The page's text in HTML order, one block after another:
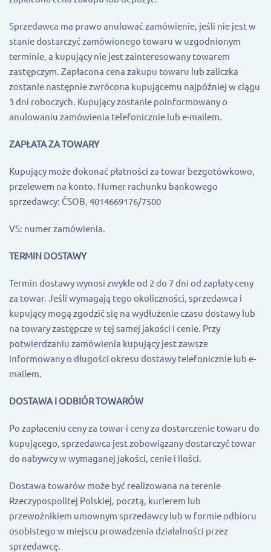
Sprzedawca ma prawo anulować zamówienie, jeśli nie jest w
stanie dostarczyć zamówionego towaru w uzgodnionym
terminie, a kupujący nie jest zainteresowany towarem
zastępczym. Zapłacona cena zakupu towaru lub zaliczka
zostanie następnie zwrócona kupującemu najpóźniej w ciągu
3 dni roboczych. Kupujący zostanie poinformowany o
anulowaniu zamówienia telefonicznie lub e-mailem.
ZAPŁATA ZA TOWARY
Kupujący może dokonać płatności za towar bezgotówkowo,
przelewem na konto. Numer rachunku bankowego
sprzedawcy: ČSOB, 4014669176/7500
VS: numer zamówienia.
TERMIN DOSTAWY
Termin dostawy wynosi zwykle od 2 do 7 dni od zapłaty ceny
za towar. Jeśli wymagają tego okoliczności, sprzedawca i
kupujący mogą zgodzić się na wydłużenie czasu dostawy lub
na towary zastępcze w tej samej jakości i cenie. Przy
potwierdzaniu zamówienia kupujący jest zawsze
informowany o długości okresu dostawy telefonicznie lub e-
mailem.
DOSTAWA I ODBIÓR TOWARÓW
Po zapłaceniu ceny za towar i ceny za dostarczenie towaru do
kupującego, sprzedawca jest zobowiązany dostarczyć towar
do nabywcy w wymaganej jakości, cenie i ilości.
Dostawa towarów może być realizowana na terenie
Rzeczypospolitej Polskiej, pocztą, kurierem lub
przewoźnikiem umownym sprzedawcy lub w formie odbioru
osobistego w miejscu prowadzenia działalności przez
sprzedawcę.